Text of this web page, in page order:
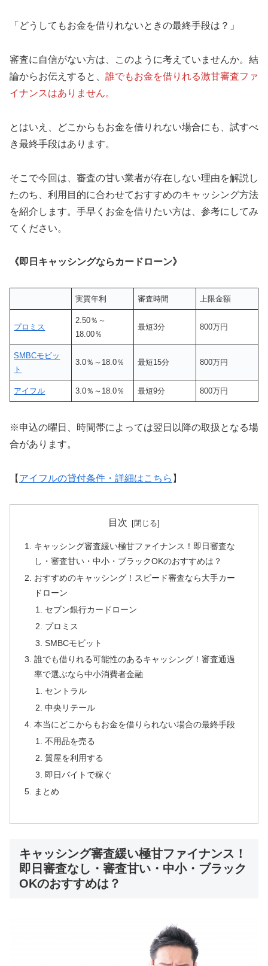
「どうしてもお金を借りれないときの最終手段は？」
審査に自信がない方は、このように考えていませんか。結
論からお伝えすると、 誰でもお金を借りれる激甘審査ファ
イナンスはありません。
とはいえ、どこからもお金を借りれない場合にも、試すべ
き最終手段はあります。
そこで今回は、審査の甘い業者が存在しない理由を解説し
たのち、利用目的に合わせておすすめのキャッシング方法
を紹介します。手早くお金を借りたい方は、参考にしてみ
てください。
《即日キャッシングならカードローン》
実質年利 審査時間 上限金額
プロミス
2.50％～
18.00％
最短3分 800万円
SMBCモビッ
ト
3.0％～18.0％ 最短15分 800万円
アイフル 3.0％～18.0％ 最短9分 800万円
※申込の曜日、時間帯によっては翌日以降の取扱となる場
合があります。
【 アイフルの貸付条件・詳細はこちら 】
目次
キャッシング審査緩い極甘ファイナンス！即日審査な
し・審査甘い・中小・ブラックOKのおすすめは？
おすすめのキャッシング！スピード審査なら大手カー
ドローン
セブン銀行カードローン
プロミス
SMBCモビット
誰でも借りれる可能性のあるキャッシング！審査通過
率で選ぶなら中小消費者金融
セントラル
中央リテール
本当にどこからもお金を借りられない場合の最終手段
不用品を売る
質屋を利用する
即日バイトで稼ぐ
まとめ
キャッシング審査緩い極甘ファイナンス！
即日審査なし・審査甘い・中小・ブラック
OKのおすすめは？